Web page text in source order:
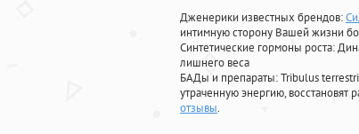
Дженерики известных брендов:
интимную сторону Вашей жизни
Синтетические гормоны роста:
лишнего веса
БАДы и препараты:Tribulus
утраченную энергию, восстановят
отзывы.